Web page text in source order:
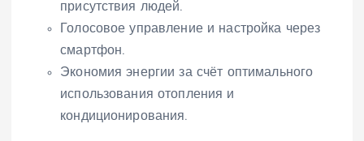
присутствия людей.
Голосовое управление и настройка через
смартфон.
Экономия энергии за счёт оптимального
использования отопления и
кондиционирования.